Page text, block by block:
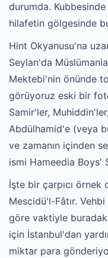
durumda.
hilafetin gölgesinde
Hint Okyanusu'na
Seylan'da
Mektebi'nin önünde
görüyoruz eski bir
Samir'ler,
Abdülhamid'e (veya
ve zamanın içinden
ismi Hameedia Boys'
İşte bir çarpıcı
Mescidü'l-Fâtır.
göre vaktiyle
için İstanbul'dan
miktar para